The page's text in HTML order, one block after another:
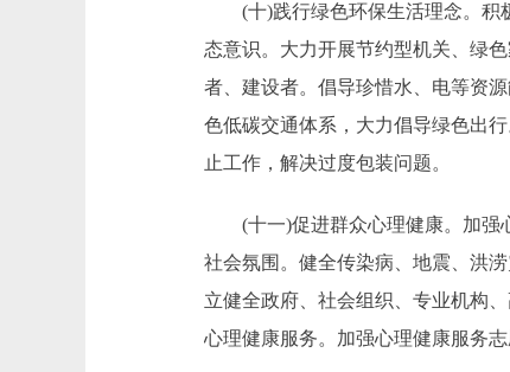
(十)践行绿色环保生活理念。积极
态意识。大力开展节约型机关、绿
者、建设者。倡导珍惜水、电等资
色低碳交通体系，大力倡导绿色出
止工作，解决过度包装问题。
(十一)促进群众心理健康。加强心
社会氛围。健全传染病、地震、洪
立健全政府、社会组织、专业机构
心理健康服务。加强心理健康服务